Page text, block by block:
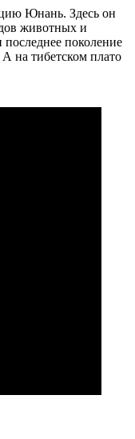
Юнань. Здесь он
животных и
поколение
на тибетском плато